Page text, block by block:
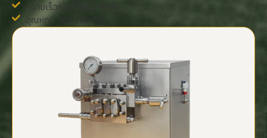
ความเร็วรอบ 3000 RPM
อุณหภูมิ 30–100 °C